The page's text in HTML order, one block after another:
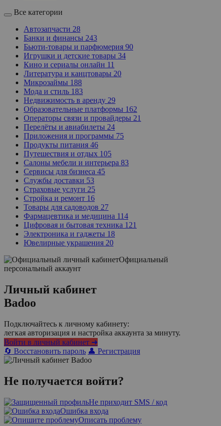
Все категории
Автозапчасти 28
Банки и финансы 243
Бьюти-товары и парфюмерия 90
Игрушки и детские товары 34
Кино и сериалы онлайн 11
Литература и канцтовары 20
Микрозаймы 188
Мода и стиль 183
Недвижимость в аренду 29
Образовательные платформы 162
Операторы связи и провайдеры 21
Перелёты и авиабилеты 24
Приложения и программы 75
Продукты питания 46
Путешествия и отдых 105
Салоны мебели и интерьера 83
Сервисы для бизнеса 45
Службы доставки 53
Страховые услуги 25
Стройка и ремонт 16
Товары для садоводов 27
Фармацевтика и медицина 114
Цифровая и бытовая техника 121
Электроника и гаджеты 18
Ювелирные украшения 20
Официальный
персональный аккаунт
Личный кабинет
Badoo
Подключайтесь к личному кабинету:
легкая авторизация и настройка аккаунта за минуту.
Войти в личный кабинет ➜
🔄 Восстановить пароль 👤 Регистрация
Не получается войти?
Не приходит SMS / код
Ошибка входа
Описать проблему